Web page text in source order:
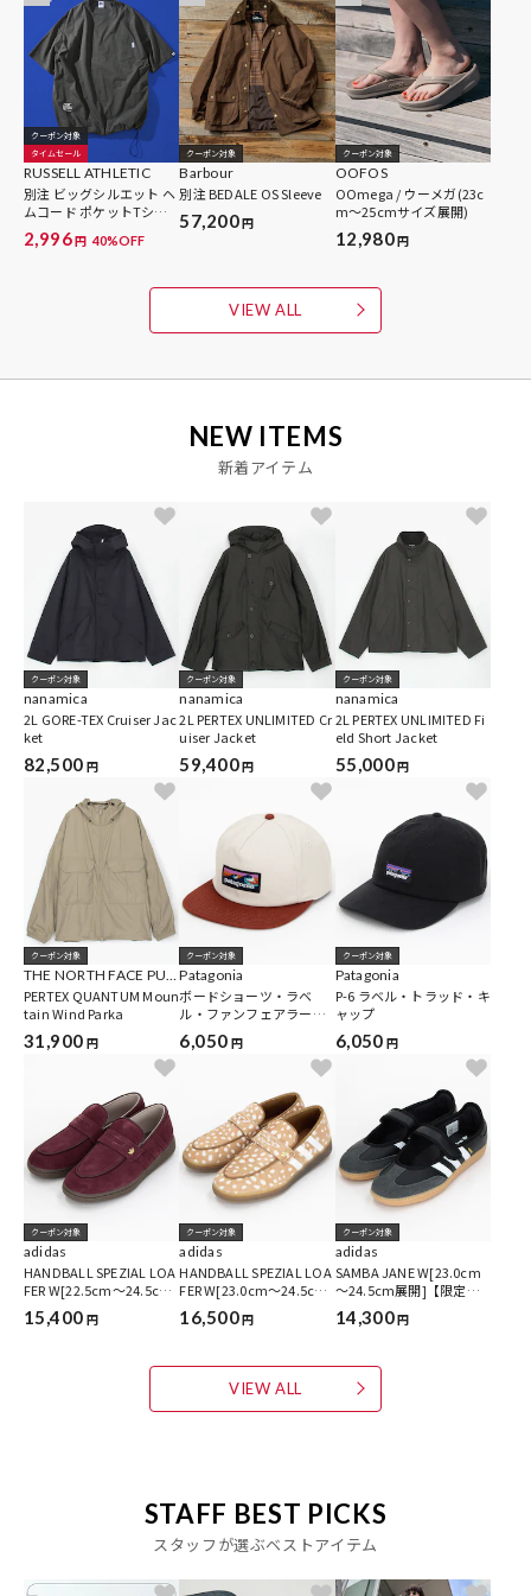
クーポン対象
タイムセール
RUSSELL ATHLETIC
別注 ビッグシルエット ヘ
ムコード ポケットTシャ
ツ / 吸湿速乾 【限定展
開】
2,996円 40%OFF
クーポン対象
Barbour
別注 BEDALE OS Sleeve
57,200円
クーポン対象
OOFOS
OOmega / ウーメガ(23c
m～25cmサイズ展開)
12,980円
VIEW ALL
NEW ITEMS
新着アイテム
クーポン対象
nanamica
2L GORE-TEX Cruiser Jac
ket
82,500 円
クーポン対象
nanamica
2L PERTEX UNLIMITED Cr
uiser Jacket
59,400 円
クーポン対象
nanamica
2L PERTEX UNLIMITED Fi
eld Short Jacket
55,000 円
クーポン対象
THE NORTH FACE PUR
PLE LABEL
PERTEX QUANTUM Moun
tain Wind Parka
31,900 円
クーポン対象
Patagonia
ボードショーツ・ラベ
ル・ファンフェアラー・
キャップ
6,050 円
クーポン対象
Patagonia
P-6 ラベル・トラッド・キ
ャップ
6,050 円
クーポン対象
adidas
HANDBALL SPEZIAL LOA
FER W[22.5cm～24.5cm
展開]【限定展開】
15,400 円
クーポン対象
adidas
HANDBALL SPEZIAL LOA
FER W[23.0cm～24.5cm
展開]【限定展開】
16,500円
クーポン対象
adidas
SAMBA JANE W[23.0cm
～24.5cm展開]【限定展
開】
14,300円
VIEW ALL
STAFF BEST PICKS
スタッフが選ぶベストアイテム